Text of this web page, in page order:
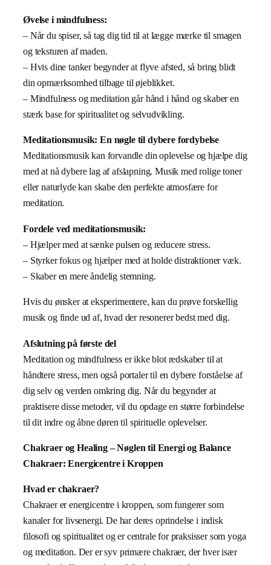
Øvelse i mindfulness:
– Når du spiser, så tag dig tid til at lægge mærke til smagen
og teksturen af maden.
– Hvis dine tanker begynder at flyve afsted, så bring blidt
din opmærksomhed tilbage til øjeblikket.
– Mindfulness og meditation går hånd i hånd og skaber en
stærk base for spiritualitet og selvudvikling.
Meditationsmusik: En nøgle til dybere fordybelse
Meditationsmusik kan forvandle din oplevelse og hjælpe dig
med at nå dybere lag af afslapning. Musik med rolige toner
eller naturlyde kan skabe den perfekte atmosfære for
meditation.
Fordele ved meditationsmusik:
– Hjælper med at sænke pulsen og reducere stress.
– Styrker fokus og hjælper med at holde distraktioner væk.
– Skaber en mere åndelig stemning.
Hvis du ønsker at eksperimentere, kan du prøve forskellig
musik og finde ud af, hvad der resonerer bedst med dig.
Afslutning på første del
Meditation og mindfulness er ikke blot redskaber til at
håndtere stress, men også portaler til en dybere forståelse af
dig selv og verden omkring dig. Når du begynder at
praktisere disse metoder, vil du opdage en større forbindelse
til dit indre og åbne døren til spirituelle oplevelser.
Chakraer og Healing – Nøglen til Energi og Balance
Chakraer: Energicentre i Kroppen
Hvad er chakraer?
Chakraer er energicentre i kroppen, som fungerer som
kanaler for livsenergi. De har deres oprindelse i indisk
filosofi og spiritualitet og er centrale for praksisser som yoga
og meditation. Der er syv primære chakraer, der hver især